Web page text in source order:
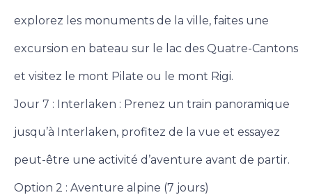
explorez les monuments de la ville, faites une
excursion en bateau sur le lac des Quatre-Cantons
et visitez le mont Pilate ou le mont Rigi.
Jour 7 : Interlaken : Prenez un train panoramique
jusqu’à Interlaken, profitez de la vue et essayez
peut-être une activité d’aventure avant de partir.
Option 2 : Aventure alpine (7 jours)